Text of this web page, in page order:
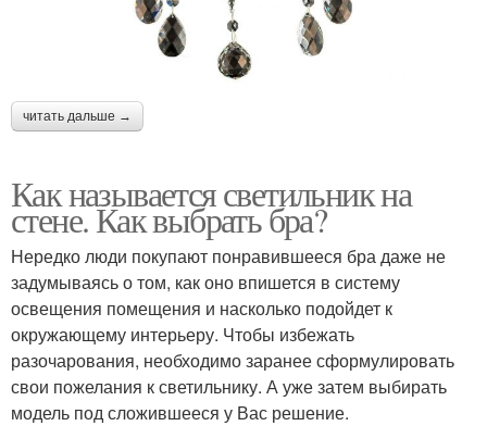
читать дальше →
Как называется светильник на
стене. Как выбрать бра?
Нередко люди покупают понравившееся бра даже не
задумываясь о том, как оно впишется в систему
освещения помещения и насколько подойдет к
окружающему интерьеру. Чтобы избежать
разочарования, необходимо заранее сформулировать
свои пожелания к светильнику. А уже затем выбирать
модель под сложившееся у Вас решение.